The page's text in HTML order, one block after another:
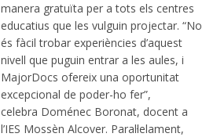
manera gratuïta per a tots els centres
educatius que les vulguin projectar. “No
és fàcil trobar experiències d’aquest
nivell que puguin entrar a les aules, i
MajorDocs ofereix una oportunitat
excepcional de poder-ho fer”,
celebra Doménec Boronat, docent a
l’IES Mossèn Alcover. Paral·lelament,